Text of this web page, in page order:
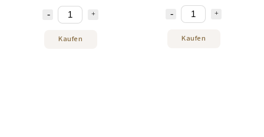
Kaufen Kaufen